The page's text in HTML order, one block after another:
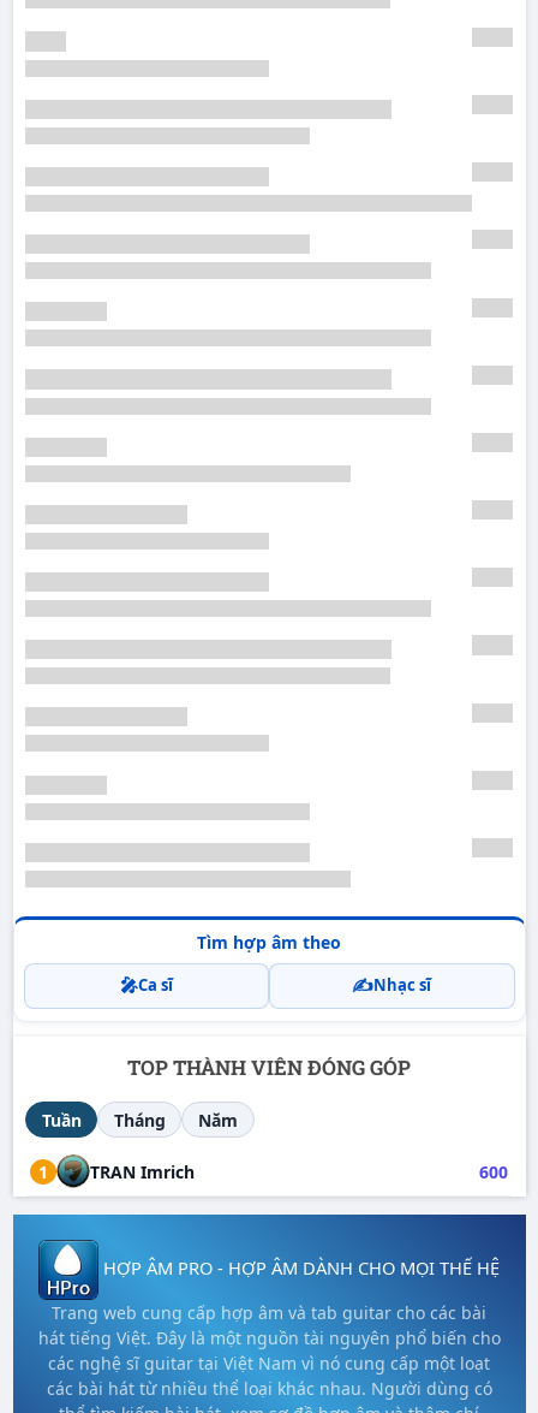
Tìm hợp âm theo
🎤Ca sĩ ✍️Nhạc sĩ
TOP THÀNH VIÊN ĐÓNG GÓP
Tuần Tháng Năm
1 TRAN Imrich 600
HỢP ÂM PRO - HỢP ÂM DÀNH CHO MỌI THẾ HỆ
Trang web cung cấp hợp âm và tab guitar cho các bài
hát tiếng Việt. Đây là một nguồn tài nguyên phổ biến cho
các nghệ sĩ guitar tại Việt Nam vì nó cung cấp một loạt
các bài hát từ nhiều thể loại khác nhau. Người dùng có